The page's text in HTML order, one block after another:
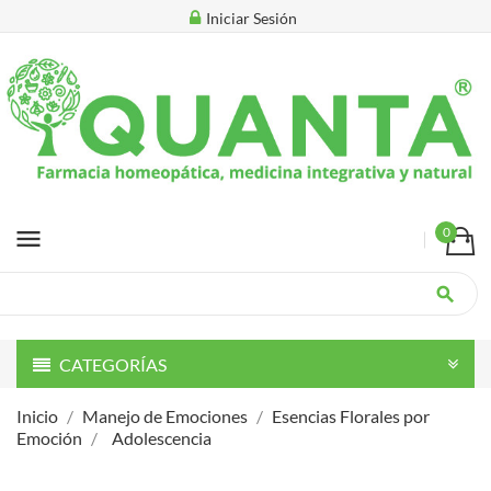
Iniciar Sesión
menu 0
search
CATEGORÍAS
Inicio Manejo de Emociones
Esencias Florales por
Emoción
Adolescencia